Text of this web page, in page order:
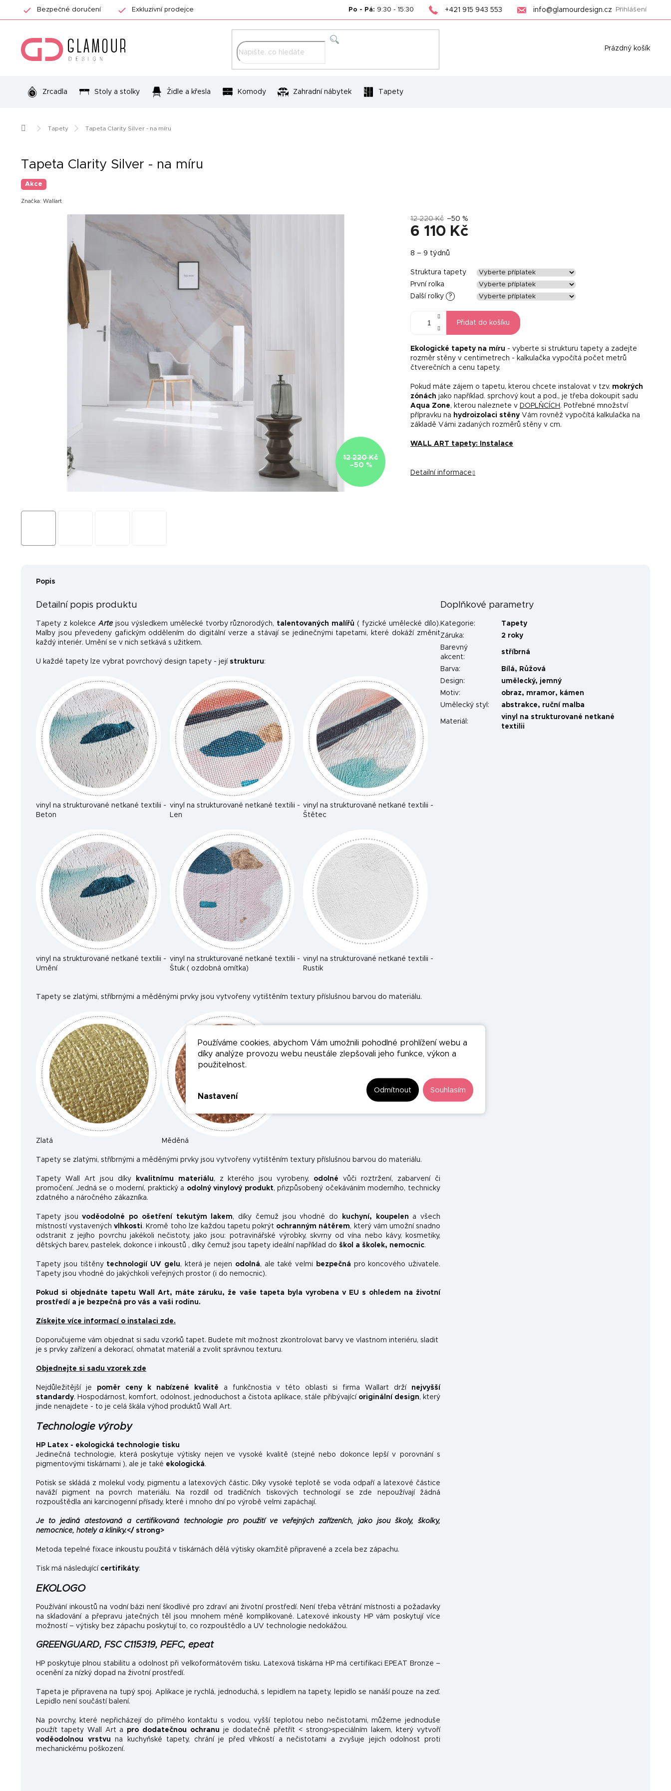
Používáme cookies, abychom Vám umožnili pohodlné prohlížení webu a
díky analýze provozu webu neustále zlepšovali jeho funkce, výkon a
použitelnost.
Nastavení
Odmítnout Souhlasím
Bezpečné doručení Exkluzivní prodejce Po - Pá: 9:30 - 15:30 +421 915 943 553 info@glamourdesign.cz Přihlášení
Nákupní
Prázdný košík
Zrcadla Stoly a stolky Židle a křesla Komody Zahradní nábytek Tapety
Domů Tapety Tapeta Clarity Silver - na míru
Tapeta Clarity Silver - na míru
Akce
Značka: Wallart
12 220 Kč
–50 %
12 220 Kč –50 %
6 110 Kč
cena:
8 – 9 týdnů
Struktura tapety
První rolka
Další rolky
?
Přidat do košíku
Ekologické tapety na míru - vyberte si strukturu tapety a zadejte
rozměr stěny v centimetrech - kalkulačka vypočítá počet metrů
čtverečních a cenu tapety.
Pokud máte zájem o tapetu, kterou chcete instalovat v tzv. mokrých
zónách jako například. sprchový kout a pod., je třeba dokoupit sadu
Aqua Zone, kterou naleznete v DOPLŇCÍCH . Potřebné množství
přípravku na hydroizolaci stěny Vám rovněž vypočítá kalkulačka na
základě Vámi zadaných rozměrů stěny v cm.
WALL ART tapety: Instalace
Detailní informace
Popis
Detailní popis produktu
Tapety z kolekceArtejsou výsledkem umělecké tvorby různorodých, talentovaných malířů ( fyzické umělecké dílo).
Malby jsou převedeny gafickým oddělením do digitální verze a stávají se jedinečnými tapetami, které dokáží změnit
každý interiér. Umění se v nich setkává s užitkem.
U každé tapety lze vybrat povrchový design tapety - její strukturu:
vinyl na strukturované netkané textilii -
Beton
vinyl na strukturované netkané textilii -
Len
vinyl na strukturované netkané textilii -
Štětec
vinyl na strukturované netkané textilii -
Umění
vinyl na strukturované netkané textilii -
Štuk ( ozdobná omítka)
vinyl na strukturované netkané textilii -
Rustik
Tapety se zlatými, stříbrnými a měděnými prvky jsou vytvořeny vytištěním textury příslušnou barvou do materiálu.
Zlatá Měděná
Tapety se zlatými, stříbrnými a měděnými prvky jsou vytvořeny vytištěním textury příslušnou barvou do materiálu.
Tapety Wall Art jsou díky kvalitnímu materiálu, z kterého jsou vyrobeny, odolné vůči roztržení, zabarvení či
promočení. Jedná se o moderní, praktický a odolný vinylový produkt, přizpůsobený očekáváním moderního, technicky
zdatného a náročného zákazníka.
Tapety jsouvoděodolné po ošetření tekutým lakem, díky čemuž jsou vhodné do kuchyní, koupelen a všech
místností vystavenýchvlhkosti. Kromě toho lze každou tapetu pokrýt ochranným nátěrem, který vám umožní snadno
odstranit z jejího povrchu jakékoli nečistoty, jako jsou: potravinářské výrobky, skvrny od vína nebo kávy, kosmetiky,
dětských barev, pastelek, dokonce i inkoustů , díky čemuž jsou tapety ideální například do škol a školek, nemocnic.
Tapety jsou tištěny technologií UV gelu, která je nejen odolná, ale také velmi bezpečná pro koncového uživatele.
Tapety jsou vhodné do jakýchkoli veřejných prostor (i do nemocnic).
Pokud si objednáte tapetu Wall Art, máte záruku, že vaše tapeta byla vyrobena v EU s ohledem na životní
prostředí a je bezpečná pro vás a vaši rodinu.
Získejte více informací o instalaci zde.
Doporučujeme vám objednat si sadu vzorků tapet. Budete mít možnost zkontrolovat barvy ve vlastnom interiéru, sladit
je s prvky zařízení a dekorací, ohmatat materiál a zvolit správnou texturu.
Objednejte si sadu vzorek zde
Nejdůležitější je poměr ceny k nabízené kvalitě a funkčnostia v této oblasti si firma Wallart drží nejvyšší
standardy. Hospodárnost, komfort, odolnost, jednoduchost a čistota aplikace, stále přibývající originální design, který
jinde nenajdete - to je celá škála výhod produktů Wall Art.
Technologie výroby
HP Latex - ekologická technologie tisku
Jedinečná technologie, která poskytuje výtisky nejen ve vysoké kvalitě (stejné nebo dokonce lepší v porovnání s
pigmentovými tiskárnami ), ale je také ekologická.
Potisk se skládá z molekul vody, pigmentu a latexových částic. Díky vysoké teplotě se voda odpaří a latexové částice
naváží pigment na povrch materiálu. Na rozdíl od tradičních tiskových technologií se zde nepoužívají žádná
rozpouštědla ani karcinogenní přísady, které i mnoho dní po výrobě velmi zapáchají.
Je to jediná atestovaná a certifikovaná technologie pro použití ve veřejných zařízeních, jako jsou školy, školky,
nemocnice, hotely a kliniky.</ strong>
Metoda tepelné fixace inkoustu použitá v tiskárnách dělá výtisky okamžitě připravené a zcela bez zápachu.
Tisk má následující certifikáty:
EKOLOGO
Používání inkoustů na vodní bázi není škodlivé pro zdraví ani životní prostředí. Není třeba větrání místnosti a požadavky
na skladování a přepravu jatečných těl jsou mnohem méně komplikované. Latexové inkousty HP vám poskytují více
možností – výtisky bez zápachu poskytují to, co rozpouštědlo a UV technologie nedokážou.
GREENGUARD, FSC C115319, PEFC, epeat
HP poskytuje plnou stabilitu a odolnost při velkoformátovém tisku. Latexová tiskárna HP má certifikaci EPEAT Bronze –
ocenění za nízký dopad na životní prostředí.
Tapeta je připravena na tupý spoj. Aplikace je rychlá, jednoduchá, s lepidlem na tapety, lepidlo se nanáší pouze na zeď.
Lepidlo není součástí balení.
Na povrchy, které nepřicházejí do přímého kontaktu s vodou, vyšší teplotou nebo nečistotami, můžeme jednoduše
použít tapety Wall Art a pro dodatečnou ochranu je dodatečně přetřít < strong>speciálním lakem, který vytvoří
voděodolnou vrstvu na kuchyňské tapety, chrání je před vlhkostí a nečistotami a zvyšuje jejich odolnost proti
mechanickému poškození.
Doplňkové parametry
Kategorie:
Tapety
Záruka:
2 roky
Barevný
akcent:
stříbrná
Barva: Bílá, Růžová
Design: umělecký, jemný
Motiv: obraz, mramor, kámen
Umělecký styl : abstrakce, ruční malba
Materiál :
vinyl na strukturované netkané
textilii